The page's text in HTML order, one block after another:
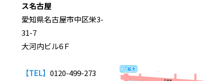
ス名古屋
愛知県名古屋市中区栄3-
31-7
大河内ビル6Ｆ
【TEL】 0120-499-273